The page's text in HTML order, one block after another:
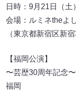
日時：9月21日（
会場：ルミネtheよ
（東京都新宿区新
【福岡公演】
〜芸歴30周年記念
福岡